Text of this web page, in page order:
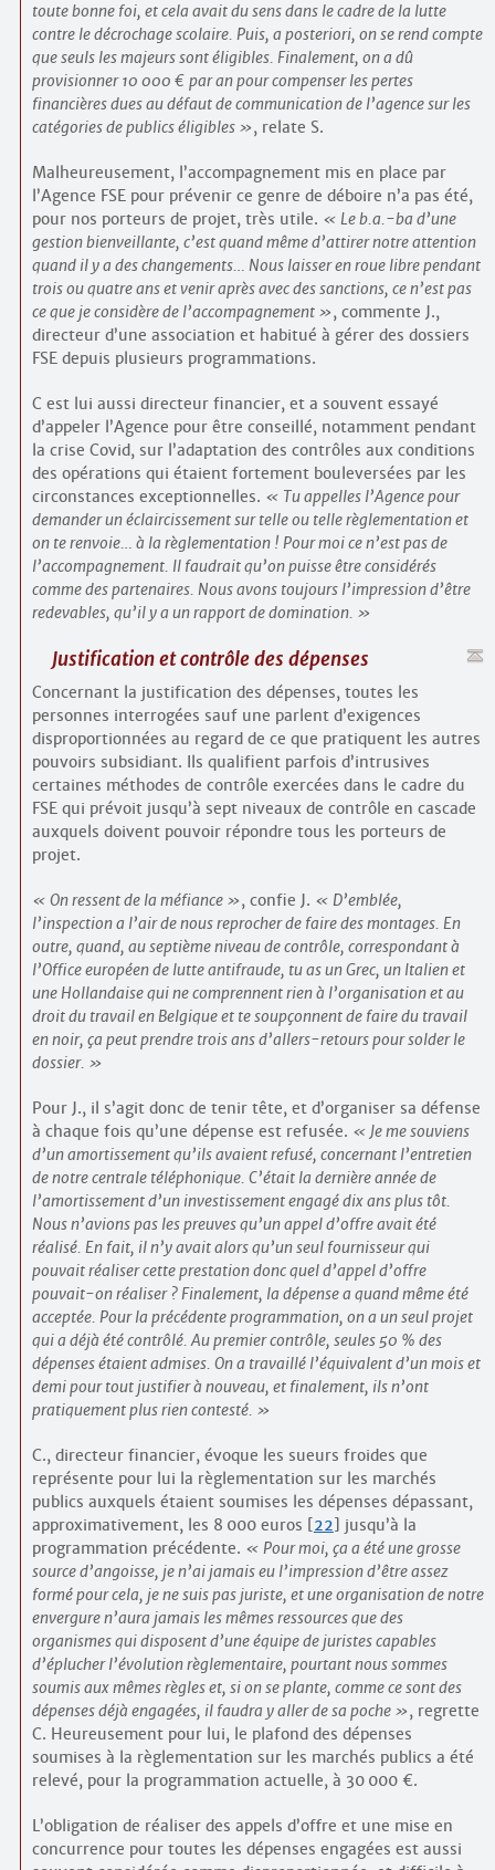
toute bonne foi, et cela avait du sens dans le cadre de la lutte
contre le décrochage scolaire. Puis, a posteriori, on se rend compte
que seuls les majeurs sont éligibles. Finalement, on a dû
provisionner 10 000 € par an pour compenser les pertes
financières dues au défaut de communication de l’agence sur les
catégories de publics éligibles
, relate S.
Malheureusement, l’accompagnement mis en place par
l’Agence FSE pour prévenir ce genre de déboire n’a pas été,
pour nos porteurs de projet, très utile.
Le b.a.-ba d’une
gestion bienveillante, c’est quand même d’attirer notre attention
quand il y a des changements… Nous laisser en roue libre pendant
trois ou quatre ans et venir après avec des sanctions, ce n’est pas
ce que je considère de l’accompagnement
, commente J.,
directeur d’une association et habitué à gérer des dossiers
FSE depuis plusieurs programmations.
C est lui aussi directeur financier, et a souvent essayé
d’appeler l’Agence pour être conseillé, notamment pendant
la crise Covid, sur l’adaptation des contrôles aux conditions
des opérations qui étaient fortement bouleversées par les
circonstances exceptionnelles.
Tu appelles l’Agence pour
demander un éclaircissement sur telle ou telle règlementation et
on te renvoie… à la règlementation ! Pour moi ce n’est pas de
l’accompagnement. Il faudrait qu’on puisse être considérés
comme des partenaires. Nous avons toujours l’impression d’être
redevables, qu’il y a un rapport de domination.
Justification et contrôle des dépenses
Concernant la justification des dépenses, toutes les
personnes interrogées sauf une parlent d’exigences
disproportionnées au regard de ce que pratiquent les autres
pouvoirs subsidiant. Ils qualifient parfois d’intrusives
certaines méthodes de contrôle exercées dans le cadre du
FSE qui prévoit jusqu’à sept niveaux de contrôle en cascade
auxquels doivent pouvoir répondre tous les porteurs de
projet.
On ressent de la méfiance , confie J.
D’emblée,
l’inspection a l’air de nous reprocher de faire des montages. En
outre, quand, au septième niveau de contrôle, correspondant à
l’Office européen de lutte antifraude, tu as un Grec, un Italien et
une Hollandaise qui ne comprennent rien à l’organisation et au
droit du travail en Belgique et te soupçonnent de faire du travail
en noir, ça peut prendre trois ans d’allers-retours pour solder le
dossier.
Pour J., il s’agit donc de tenir tête, et d’organiser sa défense
à chaque fois qu’une dépense est refusée.
Je me souviens
d’un amortissement qu’ils avaient refusé, concernant l’entretien
de notre centrale téléphonique. C’était la dernière année de
l’amortissement d’un investissement engagé dix ans plus tôt.
Nous n’avions pas les preuves qu’un appel d’offre avait été
réalisé. En fait, il n’y avait alors qu’un seul fournisseur qui
pouvait réaliser cette prestation donc quel d’appel d’offre
pouvait-on réaliser ? Finalement, la dépense a quand même été
acceptée. Pour la précédente programmation, on a un seul projet
qui a déjà été contrôlé. Au premier contrôle, seules 50 % des
dépenses étaient admises. On a travaillé l’équivalent d’un mois et
demi pour tout justifier à nouveau, et finalement, ils n’ont
pratiquement plus rien contesté.
C., directeur financier, évoque les sueurs froides que
représente pour lui la règlementation sur les marchés
publics auxquels étaient soumises les dépenses dépassant,
approximativement, les 8 000 euros [22] jusqu’à la
programmation précédente.
Pour moi, ça a été une grosse
source d’angoisse, je n’ai jamais eu l’impression d’être assez
formé pour cela, je ne suis pas juriste, et une organisation de notre
envergure n’aura jamais les mêmes ressources que des
organismes qui disposent d’une équipe de juristes capables
d’éplucher l’évolution règlementaire, pourtant nous sommes
soumis aux mêmes règles et, si on se plante, comme ce sont des
dépenses déjà engagées, il faudra y aller de sa poche
, regrette
C. Heureusement pour lui, le plafond des dépenses
soumises à la règlementation sur les marchés publics a été
relevé, pour la programmation actuelle, à 30 000 €.
L’obligation de réaliser des appels d’offre et une mise en
concurrence pour toutes les dépenses engagées est aussi